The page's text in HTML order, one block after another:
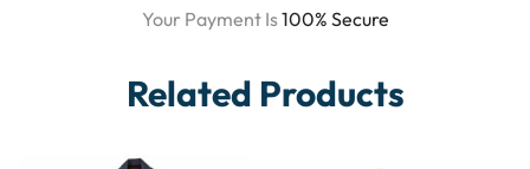
Your Payment Is100% Secure
Related Products